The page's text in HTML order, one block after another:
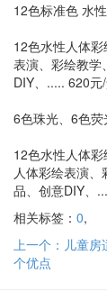
12色标准色 水
12色水性人体
表演、彩绘教学
DIY、..... 620元
6色珠光、6色
12色水性人体
人体彩绘表演
品、创意DIY、
相关标签： 0,
上一个：儿童房
个优点